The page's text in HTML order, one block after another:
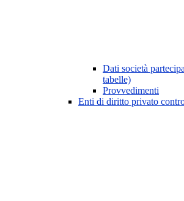
Dati società
tabelle)
Provvedimenti
Enti di diritto privato